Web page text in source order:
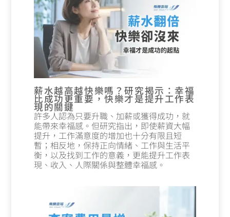
薪水越高越快樂嗎？研究揭示：幸福
比成功更重要，快樂才是提升工作表
現的關鍵
許多人認為只要升職、加薪或獲得成功，就
能帶來幸福感。但研究指出，即使薪資大幅
提升，工作滿意度的增加也十分有限且短
暫；相反地，保持正向情緒、工作與生活平
衡，以及找到工作的意義，更能提升工作表
現、收入、人際關係與整體幸福感。